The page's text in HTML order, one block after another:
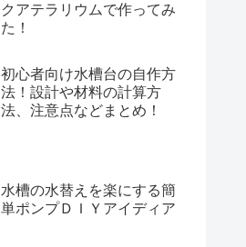
クアテラリウムで作ってみ
た！
初心者向け水槽台の自作方
法！設計や材料の計算方
法、注意点などまとめ！
水槽の水替えを楽にする簡
単ポンプＤＩＹアイディア